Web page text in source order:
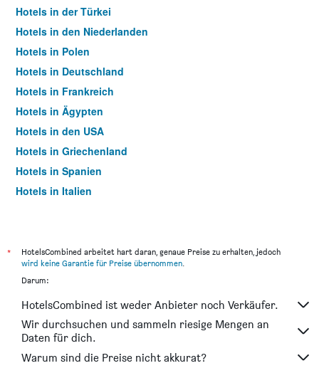
Hotels in der Türkei
Hotels in den Niederlanden
Hotels in Polen
Hotels in Deutschland
Hotels in Frankreich
Hotels in Ägypten
Hotels in den USA
Hotels in Griechenland
Hotels in Spanien
Hotels in Italien
*
HotelsCombined arbeitet hart daran, genaue Preise zu erhalten, jedoch
wird keine Garantie für Preise übernommen.
Darum:
HotelsCombined ist weder Anbieter noch Verkäufer.
Wir durchsuchen und sammeln riesige Mengen an
Daten für dich.
Warum sind die Preise nicht akkurat?